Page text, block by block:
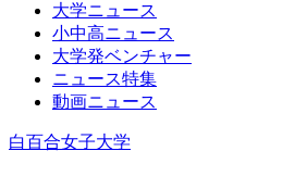
大学ニュース
小中高ニュース
大学発ベンチャー
ニュース特集
動画ニュース
白百合女子大学